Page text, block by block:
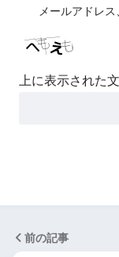
メールアドレス
上に表示された
前の記事